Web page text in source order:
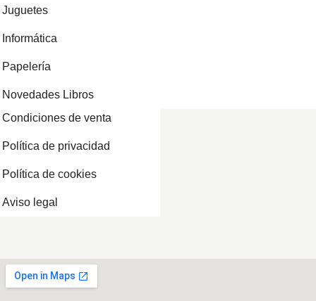
Juguetes
Informática
Papelería
Novedades Libros
Condiciones de venta
Política de privacidad
Política de cookies
Aviso legal